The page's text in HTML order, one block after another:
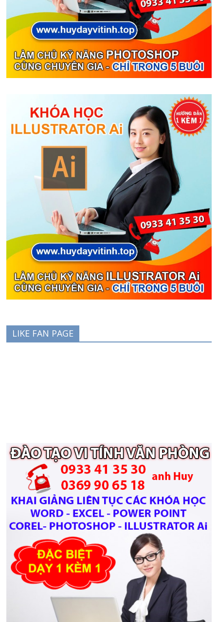
LIKE FAN PAGE